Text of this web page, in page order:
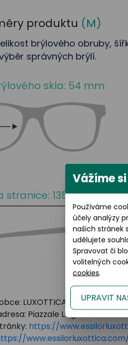
produktu (M)
brýlového obruby,
správných brýlí.
skla: 54 mm
stranice: 135 mm
LUXOTTICA GROUP
Piazzale Luigi Cadorna 3
https://
Vážíme
Používáme
účely analýzy
našich stránek
udělujete
Spravovat či
volitelných
cookies.
UPRAVIT